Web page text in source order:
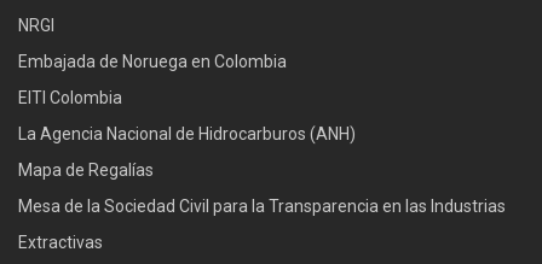
NRGI
Embajada de Noruega en Colombia
EITI Colombia
La Agencia Nacional de Hidrocarburos (ANH)
Mapa de Regalías
Mesa de la Sociedad Civil para la Transparencia en las Industrias
Extractivas